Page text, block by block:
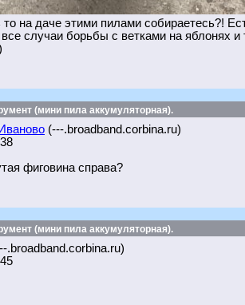
на даче этими пилами собираетесь?!
все случаи борьбы с ветками на
(мини пила аккумуляторная).
(---.broadband.corbina.ru)
фиговина справа?
(мини пила аккумуляторная).
.broadband.corbina.ru)